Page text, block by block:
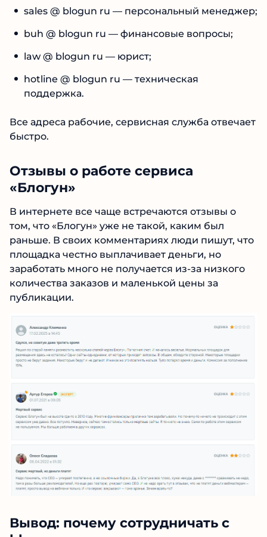
go @ blogun ru — координационные
вопросы
sales @ blogun ru — персональный
buh @ blogun ru — финансовые вопросы;
hotline @ blogun ru — техническая
Все адреса рабочие, сервисная служба
отвечает быстро.
Отзывы о работе сервиса
«Блогун»
В интернете все чаще встречаются отзывы о
том, что «Блогун» уже не такой, каким был
раньше. В своих комментариях люди пишут,
заработать много не получается из-за низкого
количества заказов и маленькой цены за
публикации.
Рекомендованэкспертами Tehnoobzor:
довольных клиентов.
Читать обзор